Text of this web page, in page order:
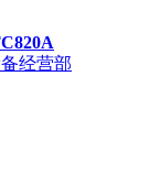
经营部